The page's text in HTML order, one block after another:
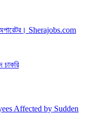
অপারেটর। Sherajobs.com
চাকরি
Affected by Sudden